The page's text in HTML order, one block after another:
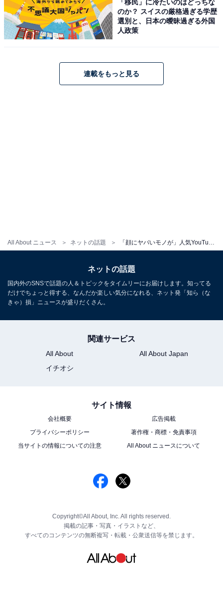
All About ニュース ネットの話題
「移民」に冷たいのはどっちな
のか？ スイスの厳格過ぎる学歴
選別と、日本の曖昧過ぎる外国
人政策
連載をもっと見る
ネットの話題
国内外のSNSで話題の人＆トピックをタイムリーにお届けします。知ってる
だけでちょっと得する、なんだか楽しい気分になれる、ネット発「知ら（な
きゃ）損」ニュースが盛りだくさん。
関連サービス
All About
All About Japan
イチオシ
サイト情報
会社概要
広告掲載
プライバシーポリシー
著作権・商標・免責事項
当サイトの情報についての注意
All About ニュースについて
Copyright©All About, Inc. All rights reserved.
掲載の記事・写真・イラストなど、
すべてのコンテンツの無断複写・転載・公衆送信等を禁じます。